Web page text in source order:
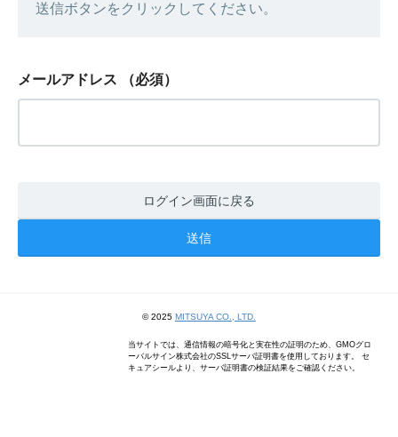
送信ボタンをクリックしてください。
メールアドレス （必須）
ログイン画面に戻る
© 2025 MITSUYA CO., LTD.
当サイトでは、通信情報の暗号化と実在性の証明のため、GMOグロ
ーバルサイン株式会社のSSLサーバ証明書を使用しております。 セ
キュアシールより、サーバ証明書の検証結果をご確認ください。